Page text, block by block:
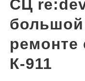
СЦ
ремонте
К-911